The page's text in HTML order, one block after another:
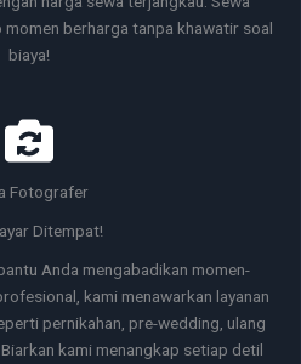
berharga tanpa khawatir soal
biaya!
Fotografer
Ditempat!
Anda mengabadikan momen-
kami menawarkan layanan
pernikahan, pre-wedding, ulang
kami menangkap setiap detil